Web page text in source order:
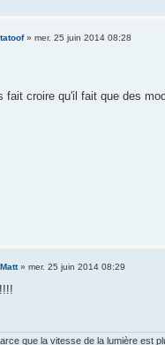
tatoof» mer. 25 juin 2014 08:28
fait croire qu'il fait que des
Matt» mer. 25 juin 2014 08:29
que la vitesse de la lumière est